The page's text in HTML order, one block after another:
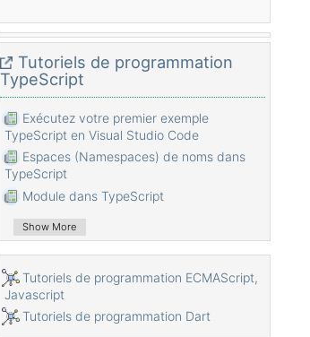
Tutoriels de programmation
TypeScript
Exécutez votre premier exemple
TypeScript en Visual Studio Code
Espaces (Namespaces) de noms dans
TypeScript
Module dans TypeScript
Opérateur typeof dans TypeScript
Les Boucles en TypeScript
Fonctions dans TypeScript
Le Tutoriel de TypeScript Tuples
Interfaces dans TypeScript
Show More
Tutoriels de programmation ECMAScript,
Javascript
Tutoriels de programmation Dart